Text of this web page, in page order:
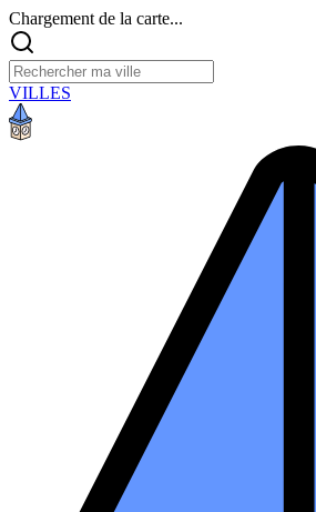
Chargement de la carte...
VILLES